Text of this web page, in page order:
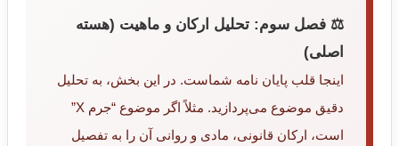
⚖️ فصل سوم: تحلیل ارکان و ماهیت (هسته
اصلی)
اینجا قلب پایان نامه شماست. در این بخش، به تحلیل
دقیق موضوع می‌پردازید. مثلاً اگر موضوع “جرم X”
است، ارکان قانونی، مادی و روانی آن را به تفصیل